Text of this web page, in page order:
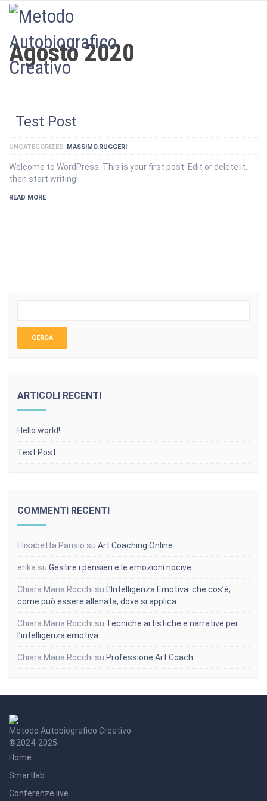
Agosto 2020
Test Post
UNCATEGORIZED MASSIMO.RUGGERI
Welcome to WordPress. This is your first post. Edit or delete it,
then start writing!
READ MORE
ARTICOLI RECENTI
Hello world!
Test Post
COMMENTI RECENTI
Elisabetta Parisio su Art Coaching Online
erika su Gestire i pensieri e le emozioni nocive
Chiara Maria Rocchi su L’Intelligenza Emotiva: che cos’è,
come può essere allenata, dove si applica
Chiara Maria Rocchi su Tecniche artistiche e narrative per
l’intelligenza emotiva
Chiara Maria Rocchi su Professione Art Coach
Metodo Autobiografico Creativo
®2024-2025
Home
Smartlab
Conferenze live